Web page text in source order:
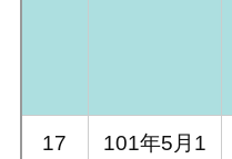
17
101年5月1